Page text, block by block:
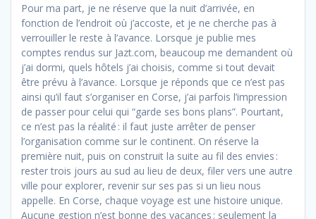
Pour ma part, je ne réserve que la nuit d’arrivée, en
fonction de l’endroit où j’accoste, et je ne cherche pas à
verrouiller le reste à l’avance. Lorsque je publie mes
comptes rendus sur Jazt.com, beaucoup me demandent où
j’ai dormi, quels hôtels j’ai choisis, comme si tout devait
être prévu à l’avance. Lorsque je réponds que ce n’est pas
ainsi qu’il faut s’organiser en Corse, j’ai parfois l’impression
de passer pour celui qui “garde ses bons plans”. Pourtant,
ce n’est pas la réalité : il faut juste arrêter de penser
l’organisation comme sur le continent. On réserve la
première nuit, puis on construit la suite au fil des envies :
rester trois jours au sud au lieu de deux, filer vers une autre
ville pour explorer, revenir sur ses pas si un lieu nous
appelle. En Corse, chaque voyage est une histoire unique.
Aucune gestion n’est bonne des vacances ; seulement la